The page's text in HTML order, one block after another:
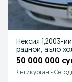
Нексия 1,2003-
радной, аъло
50 000 000
Янгикурган -